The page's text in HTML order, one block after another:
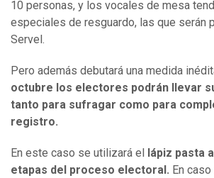
10 personas, y los vocales de mesa
especiales de resguardo, las que serán
Servel.
Pero además debutará una medida
octubre los electores podrán llevar
tanto para sufragar como para
registro.
En este caso se utilizará el lápiz pasta
etapas del proceso electoral. En